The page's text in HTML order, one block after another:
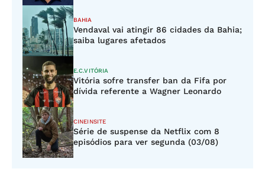
BAHIA
Vendaval vai atingir 86 cidades da Bahia;
saiba lugares afetados
E.C.VITÓRIA
Vitória sofre transfer ban da Fifa por
dívida referente a Wagner Leonardo
CINEINSITE
Série de suspense da Netflix com 8
episódios para ver segunda (03/08)